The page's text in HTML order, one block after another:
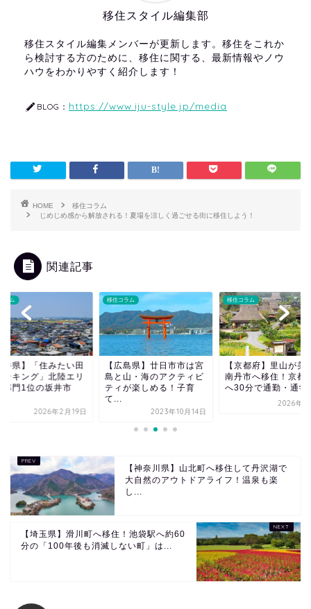
移住スタイル編集部
移住スタイル編集メンバーが更新します。移住をこれか
ら検討する方のために、移住に関する、最新情報やノウ
ハウをわかりやすく紹介します！
BLOG： https://www.iju-style.jp/media
HOME
移住コラム
じめじめ感から解放される！夏場を涼しく過ごせる街に移住しよう！
関連記事
ラム
島県】廿日市市は宮
山・海のアクティビ
が楽しめる！子育
2023年10月14日
移住コラム
【京都府】里山が美しい
南丹市へ移住！京都市内
へ30分で通勤・通学が...
移住コラム
移住先での土地探し
のコツを紹介！物件
の読み方と注意点
2022年4
【神奈川県】山北町へ移住して丹沢湖で
大自然のアウトドアライフ！温泉も楽
し...
【埼玉県】滑川町へ移住！池袋駅へ約60
分の「100年後も消滅しない町」は...